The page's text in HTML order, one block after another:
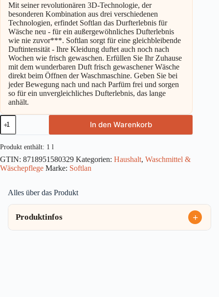
Mit seiner revolutionären 3D-Technologie, der
besonderen Kombination aus drei verschiedenen
Technologien, erfindet Softlan das Durfterlebnis für
Wäsche neu - für ein außergewöhnliches Dufterlebnis
wie nie zuvor***. Softlan sorgt für eine gleichbleibende
Duftintensität - Ihre Kleidung duftet auch noch nach
Wochen wie frisch gewaschen. Erfüllen Sie Ihr Zuhause
mit dem wunderbaren Duft frisch gewaschener Wäsche
direkt beim Öffnen der Waschmaschine. Geben Sie bei
jeder Bewegung nach und nach Parfüm frei und sorgen
so für ein unvergleichliches Dufterlebnis, das lange
anhält.
Softlan
Ultra
Weichspüler
Vanille
&
Orchidee
45WL
In den Warenkorb
Produkt enthält: 1 l
GTIN: 8718951580329 Kategorien: Haushalt, Waschmittel &
Wäschepflege Marke: Softlan
Alles über das Produkt
Produktinfos